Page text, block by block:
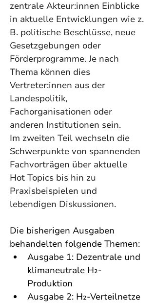
zentrale Akteur:innen Einblicke
in aktuelle Entwicklungen wie z.
B. politische Beschlüsse, neue
Gesetzgebungen oder
Förderprogramme. Je nach
Thema können dies
Vertreter:innen aus der
Landespolitik,
Fachorganisationen oder
anderen Institutionen sein.
Im zweiten Teil wechseln die
Schwerpunkte von spannenden
Fachvorträgen über aktuelle
Hot Topics bis hin zu
Praxisbeispielen und
lebendigen Diskussionen.
Die bisherigen Ausgaben
behandelten folgende Themen:
Ausgabe 1: Dezentrale und
klimaneutrale H₂-
Produktion
Ausgabe 2: H₂-Verteilnetze